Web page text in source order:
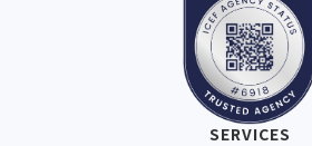
SERVICES